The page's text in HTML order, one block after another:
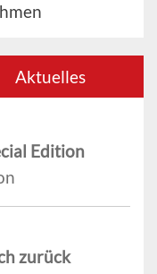
Aktuelles
Edition
zurück